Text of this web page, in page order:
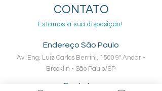
CONTATO
Estamos à sua disposição!
Endereço São Paulo
Av. Eng. Luiz Carlos Berrini, 1500 9º Andar -
Brooklin - São Paulo/SP
Contatos